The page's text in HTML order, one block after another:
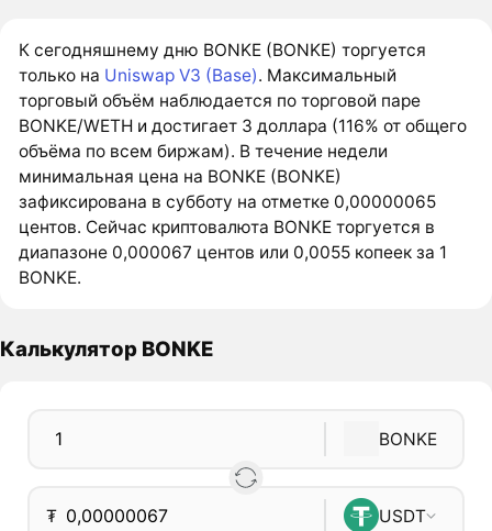
К сегодняшнему дню BONKE (BONKE) торгуется
только на Uniswap V3 (Base). Максимальный
торговый объём наблюдается по торговой паре
BONKE/WETH и достигает 3 доллара (116% от общего
объёма по всем биржам). В течение недели
минимальная цена на BONKE (BONKE)
зафиксирована в субботу на отметке 0,00000065
центов. Сейчас криптовалюта BONKE торгуется в
диапазоне 0,000067 центов или 0,0055 копеек за 1
BONKE.
Калькулятор BONKE
BONKE
₮ USDT